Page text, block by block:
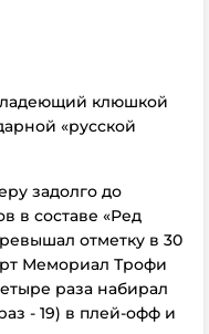
клюшкой
«русской
задолго до
в составе «Ред
отметку в 30
Мемориал Трофи
раза набирал
- 19) в плей-офф и